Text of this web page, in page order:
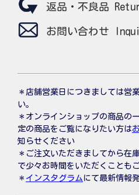
返品・不良品
お問い合わせ
＊店舗営業日につきましては営
い。
＊オンラインショップの商品の
定の商品をご覧になりたい方は
知らせください
＊ご注文いただきましてから在
で少々お時間をいただくことも
＊ インスタグラム にて最新情報